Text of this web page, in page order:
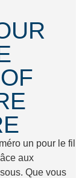
un pour le fil
aux
Que vous